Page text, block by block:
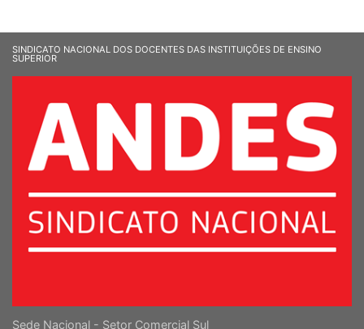
SINDICATO NACIONAL DOS DOCENTES DAS INSTITUIÇÕES DE ENSINO
SUPERIOR
Sede Nacional - Setor Comercial Sul